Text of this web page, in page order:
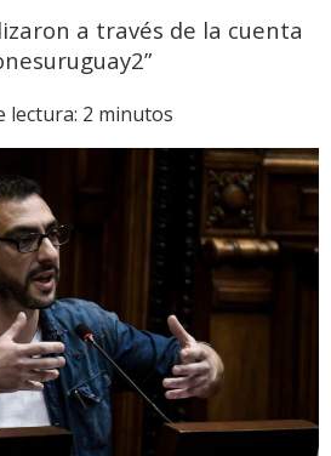
a través de la cuenta
lectura: 2 minutos